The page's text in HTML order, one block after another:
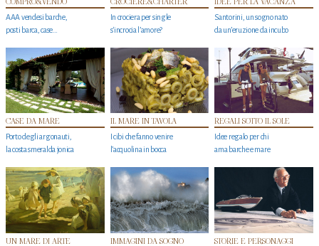
AAA vendesi barche,
posti barca, case…
In crociera per single
s'incrocia l’amore?
Santorini, un sogno nato
da un’eruzione da incubo
CASE DA MARE
Porto degli argonauti,
la costa smeralda jonica
IL MARE IN TAVOLA
I cibi che fanno venire
l’acquolina in bocca
REGALI SOTTO IL SOLE
Idee regalo per chi
ama barche e mare
UN MARE DI ARTE IMMAGINI DA SOGNO STORIE E PERSONAGGI